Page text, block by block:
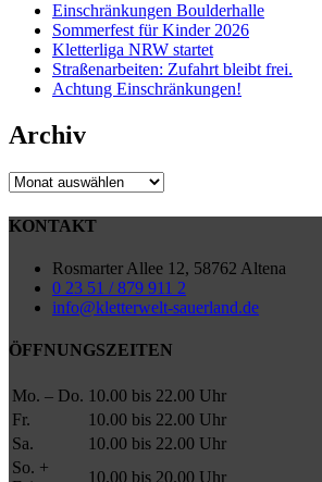
Einschränkungen Boulderhalle
Sommerfest für Kinder 2026
Kletterliga NRW startet
Straßenarbeiten: Zufahrt bleibt frei.
Achtung Einschränkungen!
Archiv
Archiv
KONTAKT
Rosmarter Allee 12, 58762 Altena
0 23 51 / 879 911 2
info@kletterwelt-sauerland.de
ÖFFNUNGSZEITEN
Mo. – Do. 10.00 bis 22.00 Uhr
Fr.
10.00 bis 22.00 Uhr
Sa.
10.00 bis 22.00 Uhr
So. +
10.00 bis 20.00 Uhr